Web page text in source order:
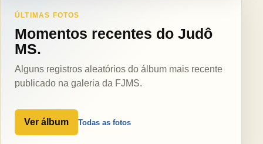
ÚLTIMAS FOTOS
Momentos recentes do Judô
MS.
Alguns registros aleatórios do álbum mais recente
publicado na galeria da FJMS.
Ver álbum Todas as fotos